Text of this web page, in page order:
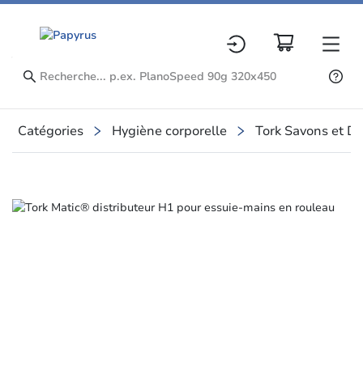
Catégories Hygiène corporelle Tork Savons et
Slide 1 of 3